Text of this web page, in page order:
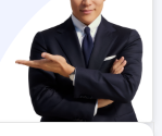
の昇級・昇格者が多
ら京浜地区への通勤